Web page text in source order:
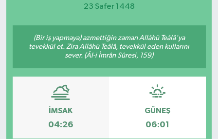
23 Safer 1448
(Bir iş yapmaya) azmettiğin zaman Allâhü Teâlâ'ya
tevekkül et. Zira Allâhü Teâlâ, tevekkül eden kullarını
sever. (Âl-i İmrân Sûresi, 159)
İMSAK
04:26
GÜNEŞ
06:01
Etkinlikler